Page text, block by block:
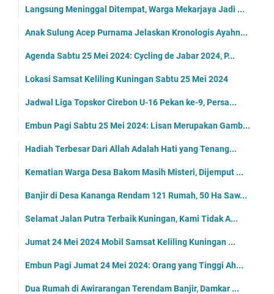
Langsung Meninggal Ditempat, Warga Mekarjaya Jadi ...
Anak Sulung Acep Purnama Jelaskan Kronologis Ayahn...
Agenda Sabtu 25 Mei 2024: Cycling de Jabar 2024, P...
Lokasi Samsat Keliling Kuningan Sabtu 25 Mei 2024
Jadwal Liga Topskor Cirebon U-16 Pekan ke-9, Persa...
Embun Pagi Sabtu 25 Mei 2024: Lisan Merupakan Gamb...
Hadiah Terbesar Dari Allah Adalah Hati yang Tenang...
Kematian Warga Desa Bakom Masih Misteri, Dijemput ...
Banjir di Desa Kananga Rendam 121 Rumah, 50 Ha Saw...
Selamat Jalan Putra Terbaik Kuningan, Kami Tidak A...
Jumat 24 Mei 2024 Mobil Samsat Keliling Kuningan ...
Embun Pagi Jumat 24 Mei 2024: Orang yang Tinggi Ah...
Dua Rumah di Awirarangan Terendam Banjir, Damkar ...